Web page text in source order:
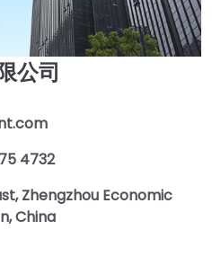
公司
4732
Zhengzhou Economic
China